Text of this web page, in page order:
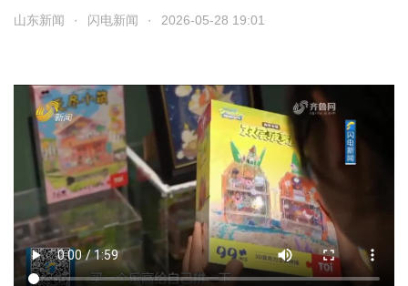
山东新闻 · 闪电新闻 · 2026-05-28 19:01